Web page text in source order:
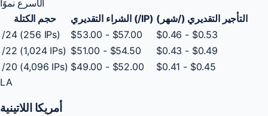
الأسرع نموًا
حجم الكتلة
الشراء التقديري (/IP) التأجير التقديري (/شهر)
/24 (256 IPs)
$53.00 - $57.00
$0.46 - $0.53
/22 (1,024 IPs) $51.00 - $54.50
$0.43 - $0.49
/20 (4,096 IPs) $49.00 - $52.00
$0.41 - $0.45
LA
أمريكا اللاتينية